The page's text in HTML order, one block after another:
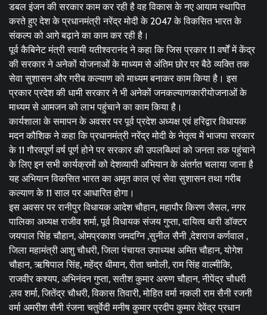
डबल इंजन की सरकार काम कर रही है वह विकास के नए आयाम स्थापित
करते हुए देश के प्रधानमंत्री नरेंद्र मोदी के 2047 के विकसित भारत के
संकल्प को आगे बढ़ाने का काम कर रही है।
पूर्व कैबिनेट मंत्री स्वामी यतीश्वरानंद ने कहा कि जिस प्रकार 11 वर्षों में केंद्र
की सरकार ने अनेकों योजनाओं के माध्यम से अंतिम छोर पर बैठे व्यक्ति तक
सेवा सुशासन और गरीब कल्याण को माध्यम बनाकर काम किया है। इस
प्रकार प्रदेश की धामी सरकार ने भी अनेकों जनकल्याणकारीयोजनाओं के
माध्यम से आमजन को लाभ पहुंचाने का काम किया है।
कार्यशाला के समापन के अवसर पर पूर्व प्रदेश अध्यक्ष एवं हरिद्वार विधायक
मदन कौशिक ने कहा कि प्रधानमंत्री नरेंद्र मोदी के नेतृत्व में भाजपा सरकार
के 11 गौरवपूर्ण वर्ष पूर्ण होने पर सरकार की उपलब्धियां को जनता तक पहुंचाने
के लिए इन सभी कार्यक्रमों को देशव्यापी अभियान के अंतर्गत चलाया जाना है
यह अभियान विकसित भारत का अमृत काल एवं सेवा सुशासन तथा गरीब
कल्याण के 11 साल पर आधारित होगा।
इस अवसर पर रानीपुर विधायक आदेश चौहान, महापौर किरण जैसल, नगर
पालिका अध्यक्ष राजीव शर्मा, पूर्व विधायक संजय गुप्ता, दायित्व धारी डॉक्टर
जयपाल सिंह चौहान, ओमप्रकाश जमदग्नि ,सुनील सैनी ,देशराज कर्णवाल ,
जिला महामंत्री आशु चौधरी, जिला पंचायत उपाध्यक्ष अमित चौहान, योगेश
चौहान, ऋषिपाल सिंह, महेंद्र धीमान, रीता चमोली, राम सिंह वाल्मीकि,
राजवीर कश्यप, अभिनंदन गुप्ता, सतीश कुमार अरुण चौहान, नीपेंद्र चौधरी
,लव शर्मा, जितेंद्र चौधरी, विकास तिवारी, मोहित वर्मा नकली राम सैनी रजनी
वर्मा अमरीश सैनी रंजना चतुर्वेदी मनीष कुमार प्रदीप कुमार देवेंद्र प्रधान